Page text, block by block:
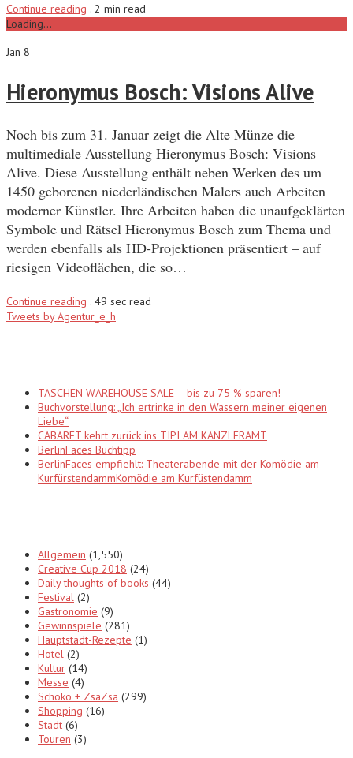
Continue reading . 2 min read
Loading...
Jan 8
Hieronymus Bosch: Visions Alive
Noch bis zum 31. Januar zeigt die Alte Münze die
multimediale Ausstellung Hieronymus Bosch: Visions
Alive. Diese Ausstellung enthält neben Werken des um
1450 geborenen niederländischen Malers auch Arbeiten
moderner Künstler. Ihre Arbeiten haben die unaufgeklärten
Symbole und Rätsel Hieronymus Bosch zum Thema und
werden ebenfalls als HD-Projektionen präsentiert – auf
riesigen Videoflächen, die so…
Continue reading . 49 sec read
Tweets by Agentur_e_h
TASCHEN WAREHOUSE SALE – bis zu 75 % sparen!
Buchvorstellung: „Ich ertrinke in den Wassern meiner eigenen
Liebe“
CABARET kehrt zurück ins TIPI AM KANZLERAMT
BerlinFaces Buchtipp
BerlinFaces empfiehlt: Theaterabende mit der Komödie am
KurfürstendammKomödie am Kurfüstendamm
Allgemein (1,550)
Creative Cup 2018 (24)
Daily thoughts of books (44)
Festival (2)
Gastronomie (9)
Gewinnspiele (281)
Hauptstadt-Rezepte (1)
Hotel (2)
Kultur (14)
Messe (4)
Schoko + ZsaZsa (299)
Shopping (16)
Stadt (6)
Touren (3)